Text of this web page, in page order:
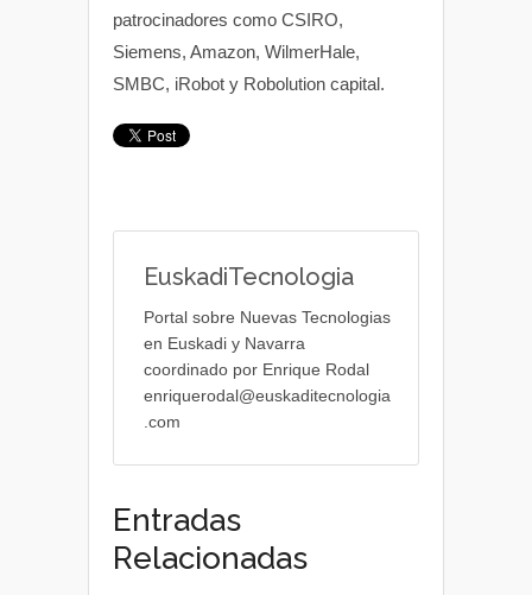
patrocinadores como CSIRO,
Siemens, Amazon, WilmerHale,
SMBC, iRobot y Robolution capital.
EuskadiTecnologia
Portal sobre Nuevas Tecnologias
en Euskadi y Navarra
coordinado por Enrique Rodal
enriquerodal@euskaditecnologia
.com
Entradas
Relacionadas